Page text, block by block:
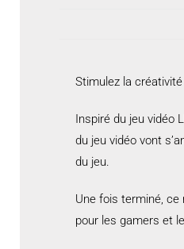
Stimulez la
Inspiré du jeu vidéo
du jeu vidéo vont
du jeu.
Une fois terminé,
pour les gamers et